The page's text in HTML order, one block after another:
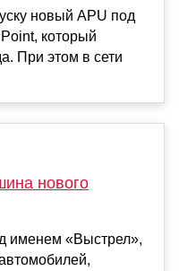
новый APU под
который
При этом в сети
нового
именем «Выстрел»,